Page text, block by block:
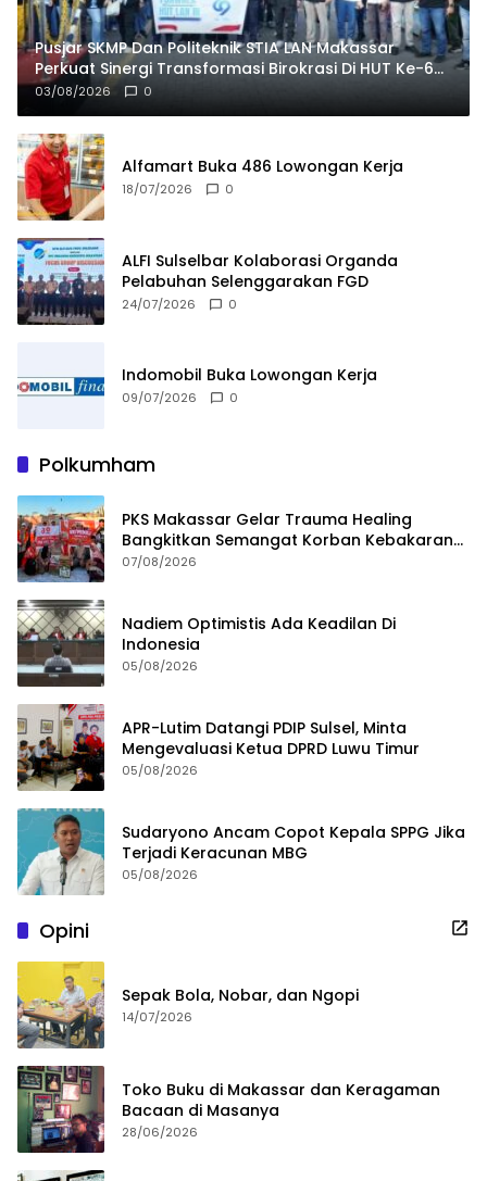
Pusjar SKMP Dan Politeknik STIA LAN Makassar
Perkuat Sinergi Transformasi Birokrasi Di HUT Ke-69
LAN RI
03/08/2026 0
Alfamart Buka 486 Lowongan Kerja
18/07/2026 0
ALFI Sulselbar Kolaborasi Organda
Pelabuhan Selenggarakan FGD
24/07/2026 0
Indomobil Buka Lowongan Kerja
09/07/2026 0
Polkumham
PKS Makassar Gelar Trauma Healing
Bangkitkan Semangat Korban Kebakaran
Tallo
07/08/2026
Nadiem Optimistis Ada Keadilan Di
Indonesia
05/08/2026
APR-Lutim Datangi PDIP Sulsel, Minta
Mengevaluasi Ketua DPRD Luwu Timur
05/08/2026
Sudaryono Ancam Copot Kepala SPPG Jika
Terjadi Keracunan MBG
05/08/2026
Opini
Sepak Bola, Nobar, dan Ngopi
14/07/2026
Toko Buku di Makassar dan Keragaman
Bacaan di Masanya
28/06/2026